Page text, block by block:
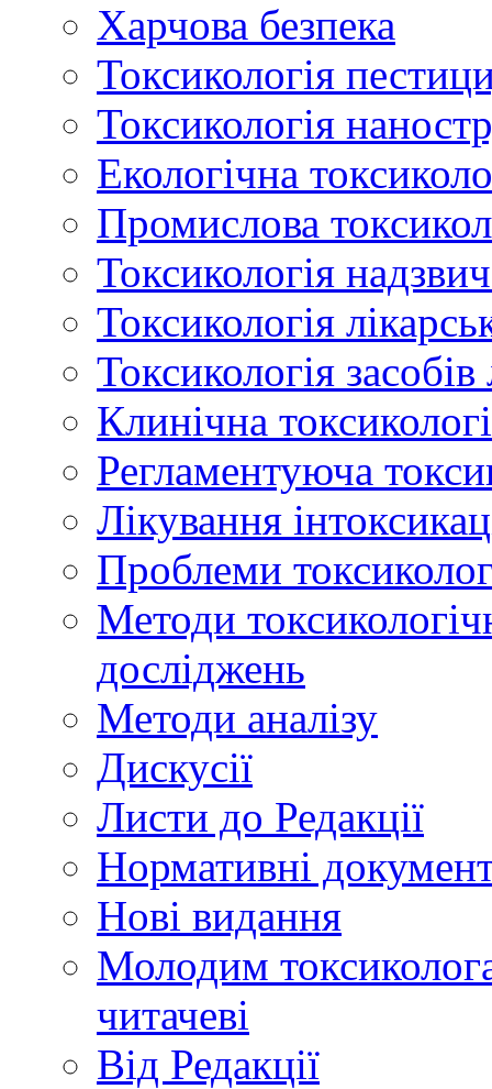
Харчова безпека
Токсикологія
Токсикологія
Екологічна
Промислова
Токсикологія
Токсикологія
Токсикологія
Клинічна
Регламентуюча
Лікування
Проблеми
Методи
досліджень
Методи аналізу
Дискусії
Листи до Редакції
Нормативні
Нові видання
Молодим
читачеві
Від Редакції